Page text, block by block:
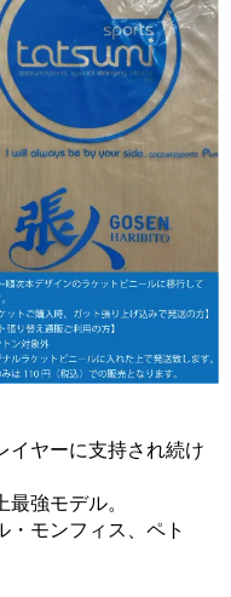
イヤーに支持され続け
強モデル。
・モンフィス、ペト